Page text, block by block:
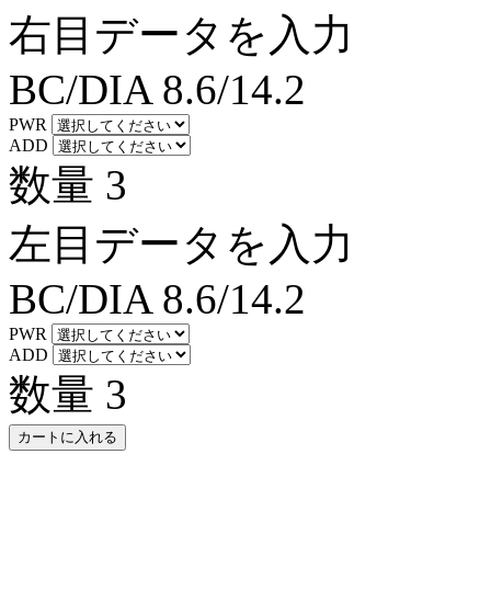
右目データを入力
BC/DIA 8.6/14.2
PWR
ADD
数量 3
左目データを入力
BC/DIA 8.6/14.2
PWR
ADD
数量 3
カートに入れる